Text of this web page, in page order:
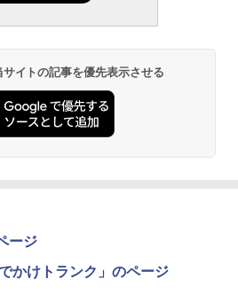
イトの記事を優先表示させる
ージ
かけトランク」のページ